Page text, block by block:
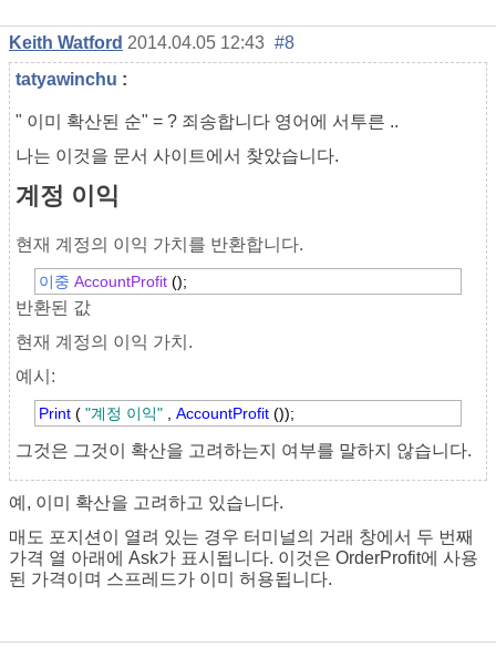
Keith Watford 2014.04.05 12:43 #8
tatyawinchu :
" 이미 확산된 순" = ? 죄송합니다 영어에 서투른 ..
나는 이것을 문서 사이트에서 찾았습니다.
계정 이익
현재 계정의 이익 가치를 반환합니다.
이중 AccountProfit ();
반환된 값
현재 계정의 이익 가치.
예시:
Print ( "계정 이익" AccountProfit ());
그것은 그것이 확산을 고려하는지 여부를 말하지 않습니다.
예, 이미 확산을 고려하고 있습니다.
매도 포지션이 열려 있는 경우 터미널의 거래 창에서 두 번째
가격 열 아래에 Ask가 표시됩니다. 이것은 OrderProfit에 사용
된 가격이며 스프레드가 이미 허용됩니다.